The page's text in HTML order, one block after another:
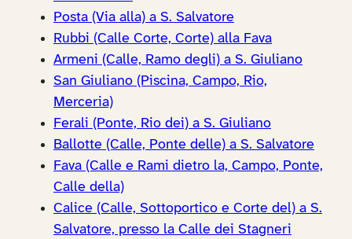
Posta (Via alla) a S. Salvatore
Rubbi (Calle Corte, Corte) alla Fava
Armeni (Calle, Ramo degli) a S. Giuliano
San Giuliano (Piscina, Campo, Rio,
Merceria)
Ferali (Ponte, Rio dei) a S. Giuliano
Ballotte (Calle, Ponte delle) a S. Salvatore
Fava (Calle e Rami dietro la, Campo, Ponte,
Calle della)
Calice (Calle, Sottoportico e Corte del) a S.
Salvatore, presso la Calle dei Stagneri